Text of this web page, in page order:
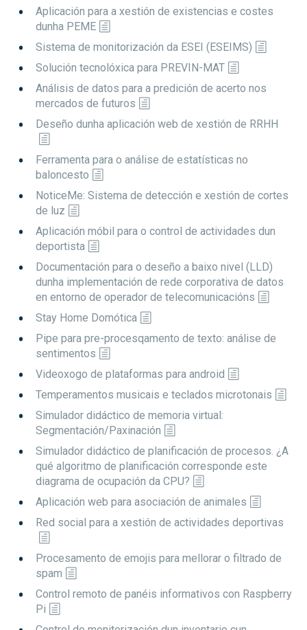
Aplicación para a xestión de existencias e costes
dunha PEME
Sistema de monitorización da ESEI (ESEIMS)
Solución tecnolóxica para PREVIN-MAT
Análisis de datos para a predición de acerto nos
mercados de futuros
Deseño dunha aplicación web de xestión de RRHH
Ferramenta para o análise de estatísticas no
baloncesto
NoticeMe: Sistema de detección e xestión de cortes
de luz
Aplicación móbil para o control de actividades dun
deportista
Documentación para o deseño a baixo nivel (LLD)
dunha implementación de rede corporativa de datos
en entorno de operador de telecomunicacións
Stay Home Domótica
Pipe para pre-procesqamento de texto: análise de
sentimentos
Videoxogo de plataformas para android
Temperamentos musicais e teclados microtonais
Simulador didáctico de memoria virtual:
Segmentación/Paxinación
Simulador didáctico de planificación de procesos. ¿A
qué algoritmo de planificación corresponde este
diagrama de ocupación da CPU?
Aplicación web para asociación de animales
Red social para a xestión de actividades deportivas
Procesamento de emojis para mellorar o filtrado de
spam
Control remoto de panéis informativos con Raspberry
Pi